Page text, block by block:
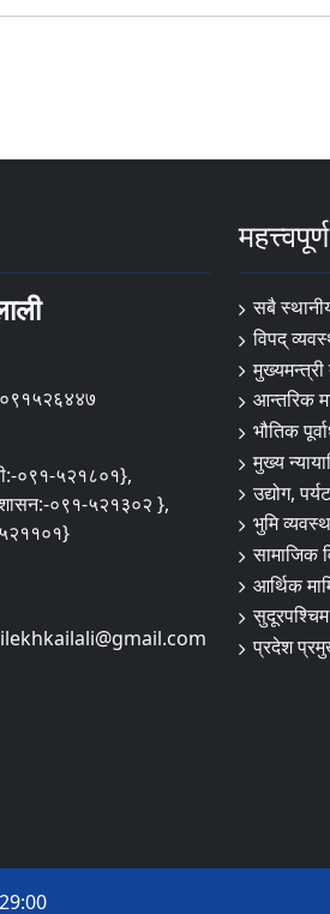
०९१-५२१८०१},
०९१-५२१३०२ },
सबै
विपद्
आन्तरिक
भौतिक
मुख्य
उद्योग,
भुमि
सामाजिक
आर्थिक
प्रदेश